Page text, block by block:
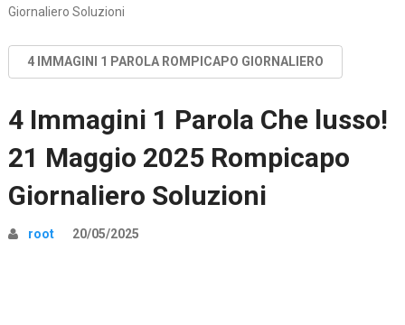
Giornaliero Soluzioni
4 IMMAGINI 1 PAROLA ROMPICAPO GIORNALIERO
4 Immagini 1 Parola Che lusso!
21 Maggio 2025 Rompicapo
Giornaliero Soluzioni
root 20/05/2025